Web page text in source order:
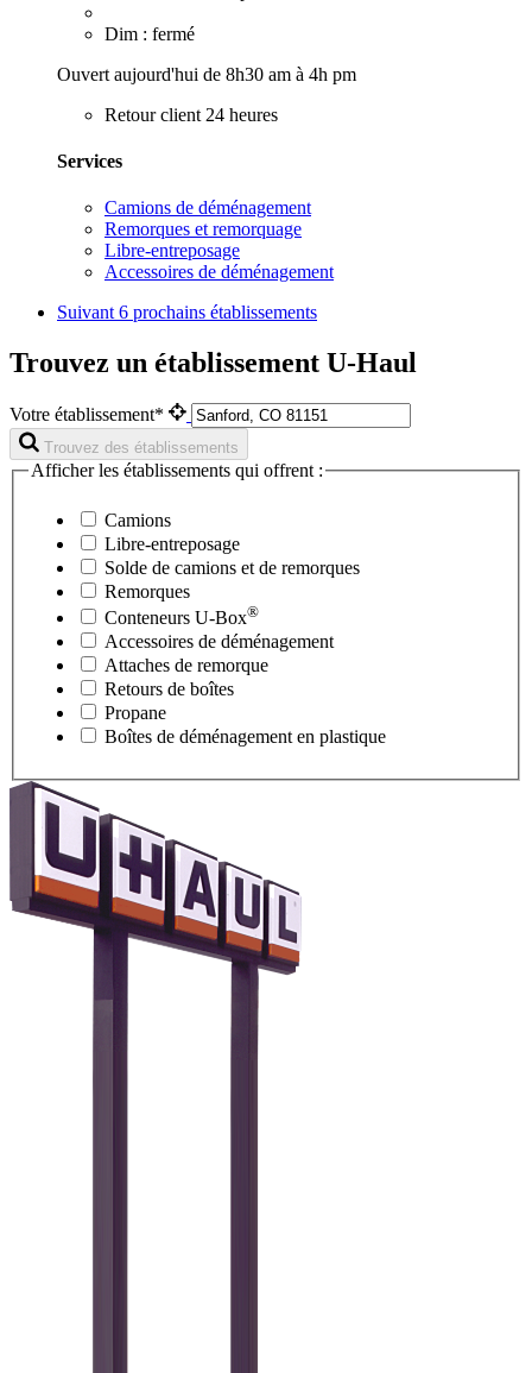
Dim : fermé
Ouvert aujourd'hui de 8h30 am à 4h pm
Retour client 24 heures
Services
Camions de déménagement
Remorques et remorquage
Libre-entreposage
Accessoires de déménagement
Suivant 6 prochains établissements
Trouvez un établissement U-Haul
Votre établissement*
Trouvez des établissements
Afficher les établissements qui offrent :
Camions
Libre-entreposage
Solde de camions et de remorques
Remorques
Conteneurs U-Box®
Accessoires de déménagement
Attaches de remorque
Retours de boîtes
Propane
Boîtes de déménagement en plastique